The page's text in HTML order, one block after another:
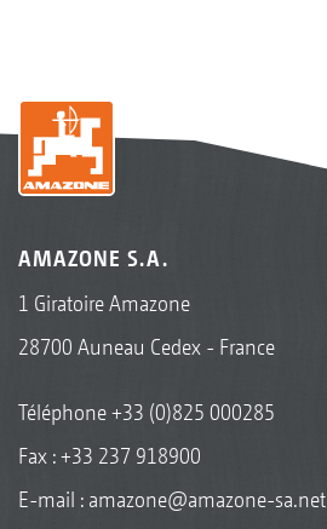
AMAZONE S.A.
1 Giratoire Amazone
28700 Auneau Cedex - France
Téléphone+33 (0)825 000285
Fax : +33 237 918900
E-mail : amazone@amazone-sa.net